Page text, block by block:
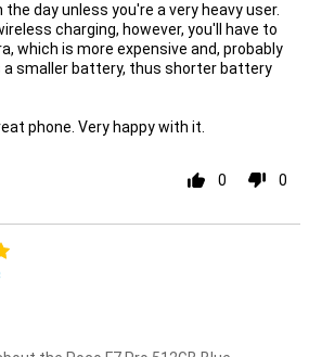
day unless you're a very heavy user.
charging, however, you'll have to
which is more expensive and, probably
a smaller battery, thus shorter battery
phone. Very happy with it.
0 0